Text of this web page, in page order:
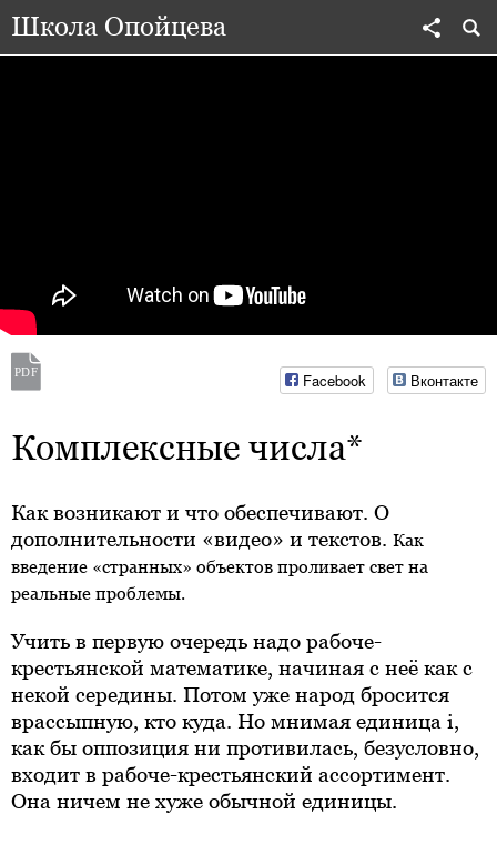
Школа Опойцева
Facebook Вконтакте
Комплексные числа*
Как возникают и что обеспечивают. О
дополнительности «видео» и текстов. Как
введение «странных» объектов проливает свет на
реальные проблемы.
Учить в первую очередь надо рабоче-
крестьянской математике, начиная с неё как с
некой середины. Потом уже народ бросится
врассыпную, кто куда. Но мнимая единица i,
как бы оппозиция ни противилась, безусловно,
входит в рабоче-крестьянский ассортимент.
Она ничем не хуже обычной единицы.